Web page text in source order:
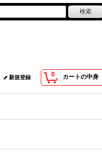
0 カートの中身
新規登録